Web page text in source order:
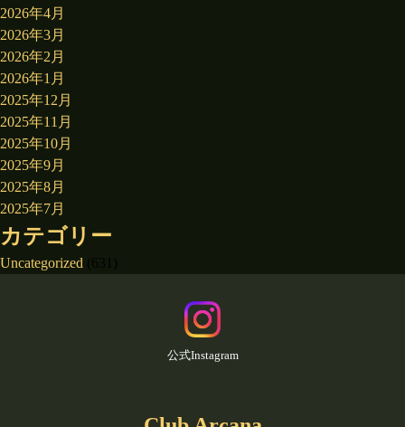
2026年4月
2026年3月
2026年2月
2026年1月
2025年12月
2025年11月
2025年10月
2025年9月
2025年8月
2025年7月
カテゴリー
Uncategorized
公式Instagram